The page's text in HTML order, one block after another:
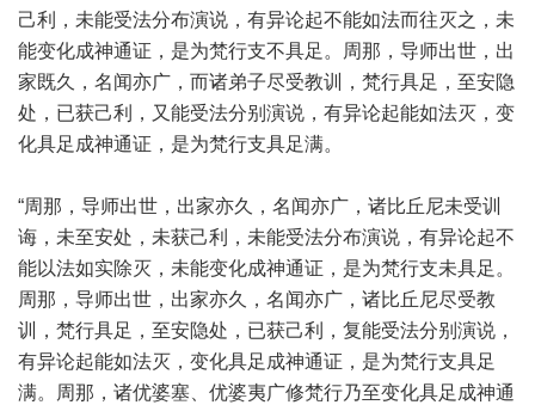
己利，未能受法分布演说，有异论起不能如法而往灭之，未
能变化成神通证，是为梵行支不具足。周那，导师出世，出
家既久，名闻亦广，而诸弟子尽受教训，梵行具足，至安隐
处，已获己利，又能受法分别演说，有异论起能如法灭，变
化具足成神通证，是为梵行支具足满。
“周那，导师出世，出家亦久，名闻亦广，诸比丘尼未受训
诲，未至安处，未获己利，未能受法分布演说，有异论起不
能以法如实除灭，未能变化成神通证，是为梵行支未具足。
周那，导师出世，出家亦久，名闻亦广，诸比丘尼尽受教
训，梵行具足，至安隐处，已获己利，复能受法分别演说，
有异论起能如法灭，变化具足成神通证，是为梵行支具足
满。周那，诸优婆塞、优婆夷广修梵行乃至变化具足成神通